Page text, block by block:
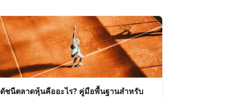
ดัชนีตลาดหุ้นคืออะไร? คู่มือพื้นฐานสำหรับ